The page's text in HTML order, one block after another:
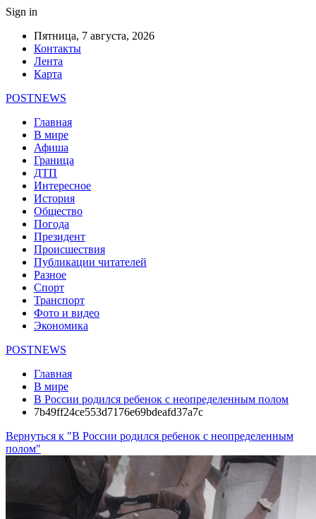
Sign in
Пятница, 7 августа, 2026
Контакты
Лента
Карта
POSTNEWS
Главная
В мире
Афиша
Граница
ДТП
Интересное
История
Общество
Погода
Президент
Происшествия
Публикации читателей
Разное
Спорт
Транспорт
Фото и видео
Экономика
POSTNEWS
Главная
В мире
В России родился ребенок с неопределенным полом
7b49ff24ce553d7176e69bdeafd37a7c
Вернуться к "В России родился ребенок с неопределенным
полом"